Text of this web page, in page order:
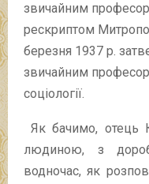
звичайним
рескриптом
березня 1937 р.
звичайним
соціології.
Як бачимо, отець
людиною, з
водночас, як